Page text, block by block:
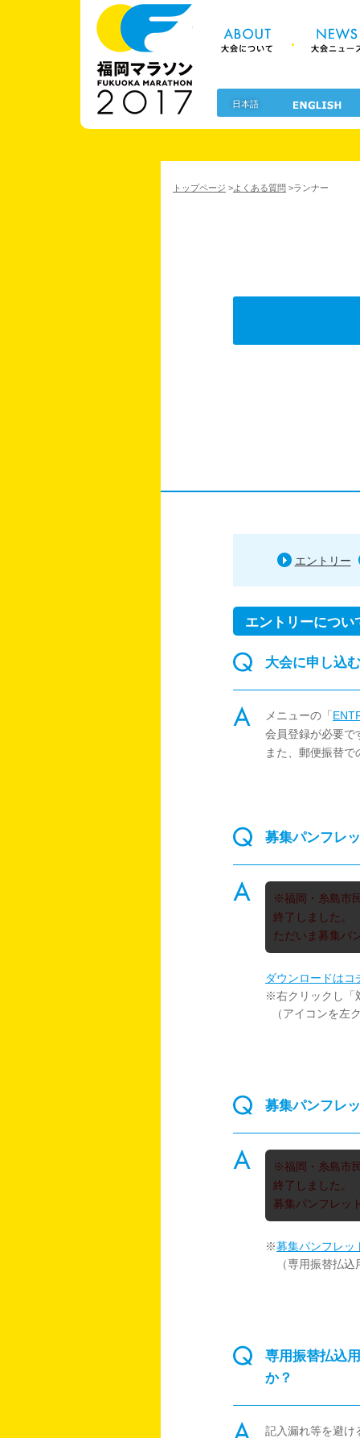
福岡マラソ
日本語
トップページ >よくある質問 >ランナー
エントリー
エントリーについ
大会に申し込
メニューの「
会員登録が必要で
また、郵便振替
募集パンフレ
※福岡・糸島市
終了しました。
ただいま募集パ
ダウンロードは
※右クリックし「
（アイコンを左
募集パンフレ
※福岡・糸島市
終了しました。
募集パンフレッ
※募集パンフレッ
（専用振替払
専用振替払込
か？
記入漏れ等を避け